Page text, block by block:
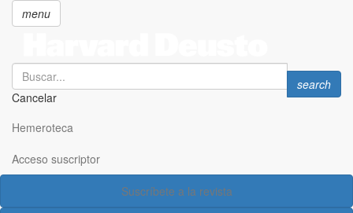
principal
menu
Search
Cancelar
Search
search
Hemeroteca
Acceso suscriptor
Suscríbete a la revista
Acceso suscriptor